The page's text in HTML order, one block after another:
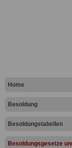
Home
Besoldung
Besoldungstabellen
Besoldungsgesetze